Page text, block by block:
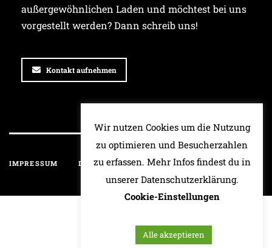
außergewöhnlichen Laden und möchtest bei uns
vorgestellt werden? Dann schreib uns!
Kontakt aufnehmen
IMPRESSUM DATENSCHUTZ HAFTUNGSAUSSCHLUSS
Wir nutzen Cookies um die Nutzung
zu optimieren und Besucherzahlen
zu erfassen. Mehr Infos findest du in
unserer Datenschutzerklärung.
Cookie-Einstellungen
Alle akzeptieren